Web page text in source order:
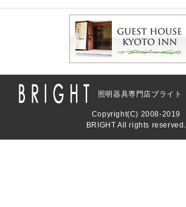
照明器具専門店ブライト
Copyright(C) 2008-2019
BRIGHT All rights reserved.